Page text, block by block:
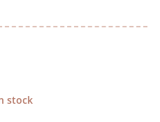
stock